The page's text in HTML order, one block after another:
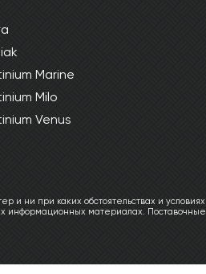
Marine
Milo
Venus
и ни при каких обстоятельствах и
информационных материалах.